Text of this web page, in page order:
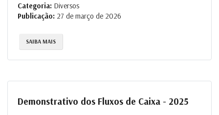
Categoria: Diversos
Publicação: 27 de março de 2026
SAIBA MAIS
Demonstrativo dos Fluxos de Caixa - 2025